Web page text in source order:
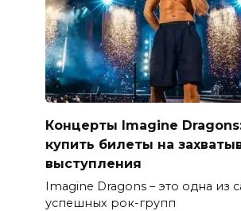
Концерты Imagine
купить билеты на
выступления
Imagine Dragons – это одна из
успешных рок-групп